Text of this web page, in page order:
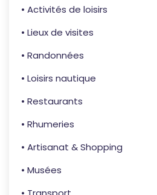
• Activités de loisirs
• Lieux de visites
• Randonnées
• Loisirs nautique
• Restaurants
• Rhumeries
• Artisanat & Shopping
• Musées